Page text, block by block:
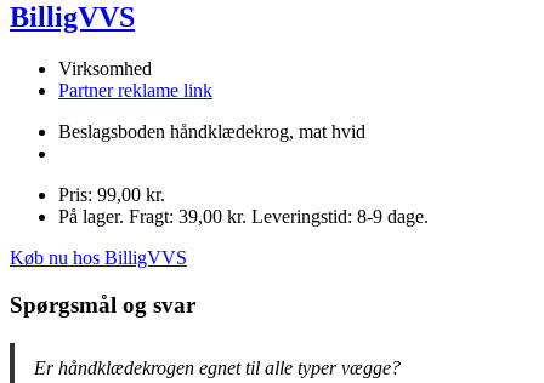
BilligVVS
Virksomhed
Partner reklame link
Beslagsboden håndklædekrog, mat hvid
Pris: 99,00 kr.
På lager. Fragt: 39,00 kr. Leveringstid: 8-9 dage.
Køb nu hos BilligVVS
Spørgsmål og svar
Er håndklædekrogen egnet til alle typer vægge?